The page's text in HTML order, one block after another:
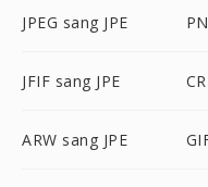
JPEG sang JPE
JFIF sang JPE
ARW sang JPE